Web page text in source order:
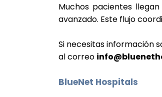
Muchos pacientes
avanzado. Este flujo
Si necesitas información
al correo
BlueNet Hospitals